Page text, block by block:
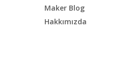
Maker Blog
Hakkımızda